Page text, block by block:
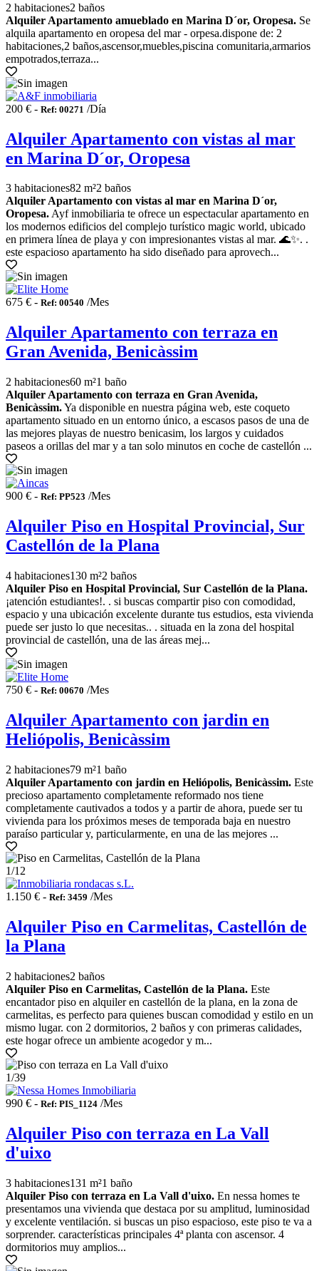
2 habitaciones2 baños
Alquiler Apartamento amueblado en Marina D´or, Oropesa. Se
alquila apartamento en oropesa del mar - orpesa.dispone de: 2
habitaciones,2 baños,ascensor,muebles,piscina comunitaria,armarios
empotrados,terraza...
200 € - Ref: 00271 /Día
Alquiler Apartamento con vistas al mar
en Marina D´or, Oropesa
3 habitaciones82 m²2 baños
Alquiler Apartamento con vistas al mar en Marina D´or,
Oropesa.Ayf inmobiliaria te ofrece un espectacular apartamento en
los modernos edificios del complejo turístico magic world, ubicado
en primera línea de playa y con impresionantes vistas al mar. 🌊✨. .
este espacioso apartamento ha sido diseñado para aprovech...
675 € - Ref: 00540 /Mes
Alquiler Apartamento con terraza en
Gran Avenida, Benicàssim
2 habitaciones60 m²1 baño
Alquiler Apartamento con terraza en Gran Avenida,
Benicàssim.Ya disponible en nuestra página web, este coqueto
apartamento situado en un entorno único, a escasos pasos de una de
las mejores playas de nuestro benicasim, los largos y cuidados
paseos a orillas del mar y a tan solo minutos en coche de castellón ...
900 € - Ref: PP523 /Mes
Alquiler Piso en Hospital Provincial, Sur
Castellón de la Plana
4 habitaciones130 m²2 baños
Alquiler Piso en Hospital Provincial, Sur Castellón de la Plana.
¡atención estudiantes!. . si buscas compartir piso con comodidad,
espacio y una ubicación excelente durante tus estudios, esta vivienda
puede ser justo lo que necesitas.. . situada en la zona del hospital
provincial de castellón, una de las áreas mej...
750 € - Ref: 00670 /Mes
Alquiler Apartamento con jardin en
Heliópolis, Benicàssim
2 habitaciones79 m²1 baño
Alquiler Apartamento con jardin en Heliópolis, Benicàssim. Este
precioso apartamento completamente reformado nos tiene
completamente cautivados a todos y a partir de ahora, puede ser tu
vivienda para los próximos meses de temporada baja en nuestro
paraíso particular y, particularmente, en una de las mejores ...
1/12
1.150 € - Ref: 3459 /Mes
Alquiler Piso en Carmelitas, Castellón de
la Plana
2 habitaciones2 baños
Alquiler Piso en Carmelitas, Castellón de la Plana. Este
encantador piso en alquiler en castellón de la plana, en la zona de
carmelitas, es perfecto para quienes buscan comodidad y estilo en un
mismo lugar. con 2 dormitorios, 2 baños y con primeras calidades,
este hogar ofrece un ambiente acogedor y m...
1/39
990 € - Ref: PIS_1124 /Mes
Alquiler Piso con terraza en La Vall
d'uixo
3 habitaciones131 m²1 baño
Alquiler Piso con terraza en La Vall d'uixo. En nessa homes te
presentamos una vivienda que destaca por su amplitud, luminosidad
y excelente ventilación. si buscas un piso espacioso, este piso te va a
sorprender. características principales 4ª planta con ascensor. 4
dormitorios muy amplios...